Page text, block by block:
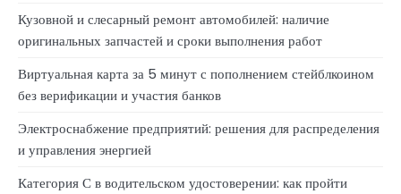
Кузовной и слесарный ремонт автомобилей: наличие
оригинальных запчастей и сроки выполнения работ
Виртуальная карта за 5 минут с пополнением стейблкоином
без верификации и участия банков
Электроснабжение предприятий: решения для распределения
и управления энергией
Категория С в водительском удостоверении: как пройти